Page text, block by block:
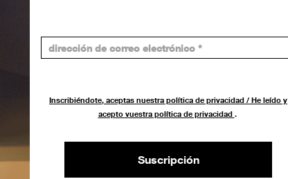
Inscribiéndote, aceptas nuestra política de privacidad / He leído y
acepto vuestra política de privacidad .
Suscripción